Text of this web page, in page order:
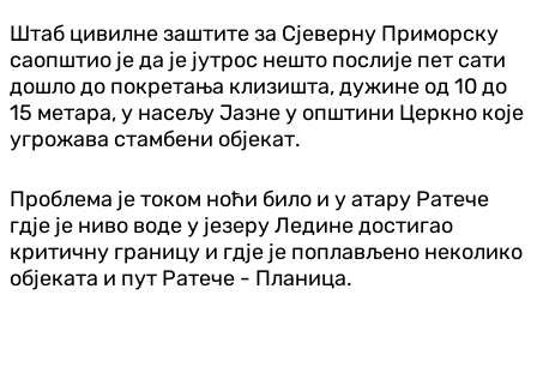
Штаб цивилне заштите за Сјеверну Приморску
саопштио је да је јутрос нешто послије пет сати
дошло до покретања клизишта, дужине од 10 до
15 метара, у насељу Јазне у општини Церкно које
угрожава стамбени објекат.
Проблема је током ноћи било и у атару Ратече
гдје је ниво воде у језеру Ледине достигао
критичну границу и гдје је поплављено неколико
објеката и пут Ратече - Планица.